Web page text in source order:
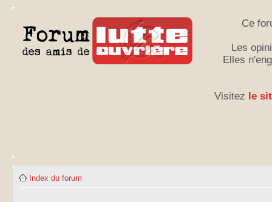
Ce
Les
Elles
Visitez le
Index du forum